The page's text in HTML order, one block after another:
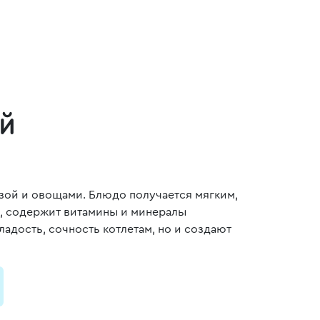
и овощами. Блюдо получается мягким,
содержит витамины и минералы
сочность котлетам, но и создают